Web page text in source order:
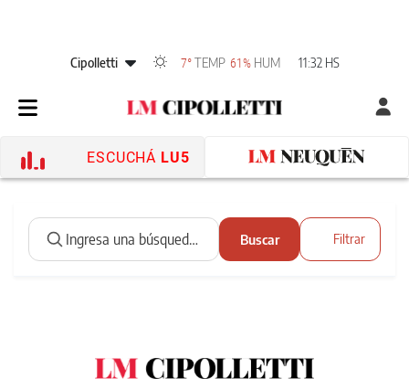
Cipolletti 7° TEMP 61% HUM 11:32 HS
ESCUCHÁ LU5
Buscar Filtrar